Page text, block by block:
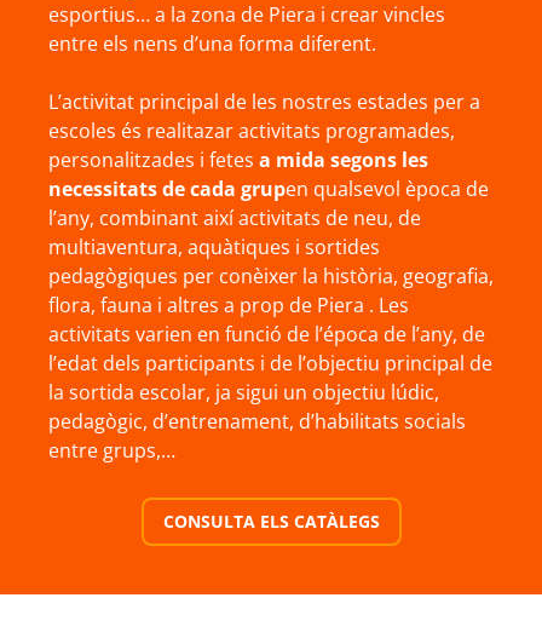
esportius… a la zona de Piera i crear vincles
entre els nens d’una forma diferent.
L’activitat principal de les nostres estades per a
escoles és realitazar activitats programades,
personalitzades i fetes a mida segons les
necessitats de cada grupen qualsevol època de
l’any, combinant així activitats de neu, de
multiaventura, aquàtiques i sortides
pedagògiques per conèixer la història, geografia,
flora, fauna i altres a prop de Piera . Les
activitats varien en funció de l’época de l’any, de
l’edat dels participants i de l’objectiu principal de
la sortida escolar, ja sigui un objectiu lúdic,
pedagògic, d’entrenament, d’habilitats socials
entre grups,…
CONSULTA ELS CATÀLEGS